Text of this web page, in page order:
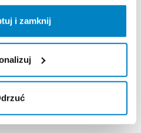
i zamknij
tego